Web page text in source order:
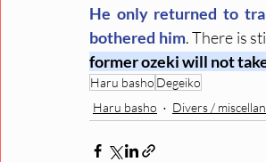
He only returned to
bothered him. There is
former ozeki will not
Haru basho Degeiko
Haru basho
Divers /